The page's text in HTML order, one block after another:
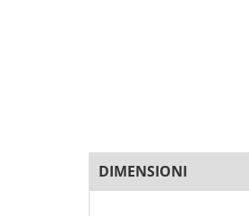
DIMENSIONI